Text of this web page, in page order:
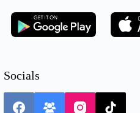
Socials